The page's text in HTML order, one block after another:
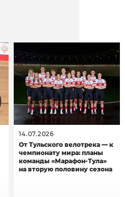
14.07.2026
От Тульского велотрека — к
чемпионату мира: планы
команды «Марафон-Тула»
на вторую половину сезона